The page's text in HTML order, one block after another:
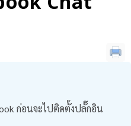
ก่อนจะไปติดตั้งปลั๊กอิน